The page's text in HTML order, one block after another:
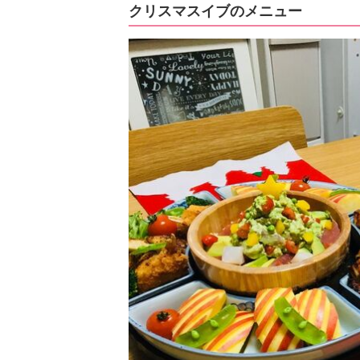
クリスマスイブのメニュー